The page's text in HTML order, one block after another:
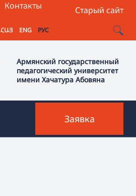
Старый сайт
Контакты
ՀԱՅ ENG РУС
Армянский государственный
педагогический университет
имени Хачатура Абовяна
Заявка